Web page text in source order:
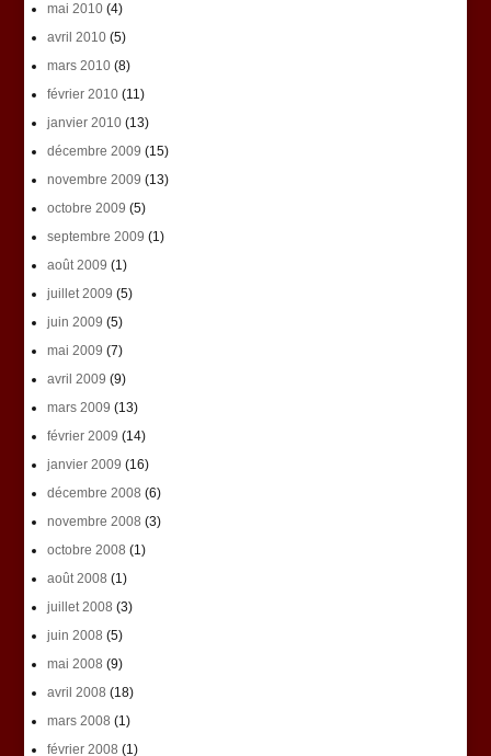
mai 2010(4)
avril 2010(5)
mars 2010(8)
février 2010(11)
janvier 2010(13)
décembre 2009 (15)
novembre 2009 (13)
octobre 2009 (5)
septembre 2009 (1)
août 2009 (1)
juillet 2009 (5)
juin 2009 (5)
mai 2009 (7)
avril 2009 (9)
mars 2009 (13)
février 2009 (14)
janvier 2009 (16)
décembre 2008 (6)
novembre 2008 (3)
octobre 2008 (1)
août 2008 (1)
juillet 2008 (3)
juin 2008 (5)
mai 2008 (9)
avril 2008 (18)
mars 2008 (1)
février 2008 (1)